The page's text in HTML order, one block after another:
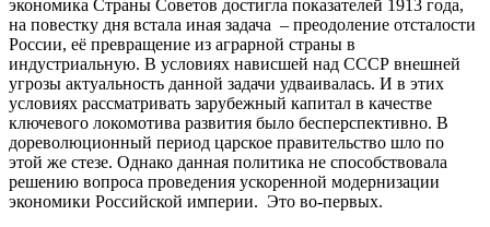
экономика Страны Советов достигла показателей 1913 года,
на повестку дня встала иная задача – преодоление отсталости
России, её превращение из аграрной страны в
индустриальную. В условиях нависшей над СССР внешней
угрозы актуальность данной задачи удваивалась. И в этих
условиях рассматривать зарубежный капитал в качестве
ключевого локомотива развития было бесперспективно. В
дореволюционный период царское правительство шло по
этой же стезе. Однако данная политика не способствовала
решению вопроса проведения ускоренной модернизации
экономики Российской империи. Это во-первых.